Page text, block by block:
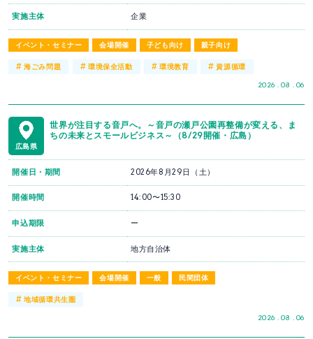
イベント・セミナー 会場開催 子ども向け 親子向け
2026 . 08 . 06
実施主体 企業
#海ごみ問題 # 環境保全活動 #環境教育 #資源循環
広島県
世界が注目する音戸へ。～音戸の瀬戸公園再整備が変える、ま
ちの未来とスモールビジネス～（8/29開催・広島）
イベント・セミナー 会場開催 一般 民間団体
2026 . 08 . 06
開催日・期間 2026年8月29日（土）
開催時間 14:00〜15:30
申込期限 ー
実施主体 地方自治体
#地域循環共生圏